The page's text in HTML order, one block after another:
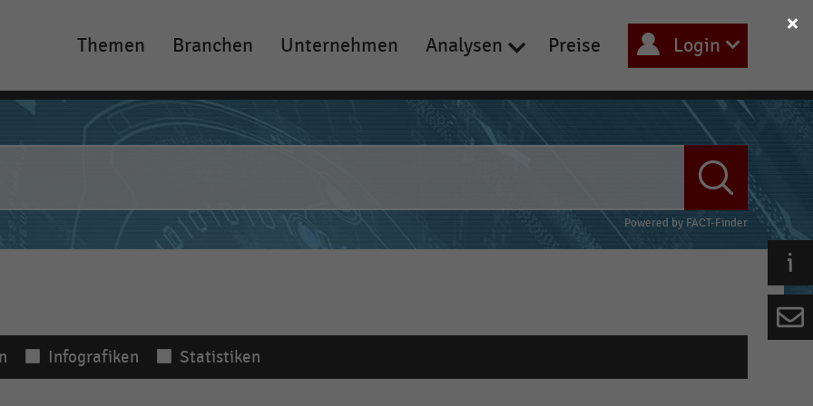
Main
navigation
Themen Branchen Unternehmen Analysen Preise Login
Powered by FACT-Finder
Infografiken Statistiken